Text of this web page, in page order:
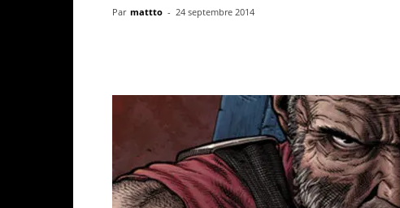
Par mattto - 24 septembre 2014